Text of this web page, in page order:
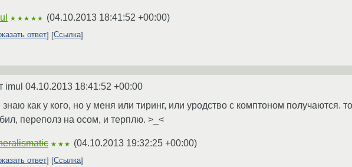
★★★★★ (04.10.2013 18:41:52 +00:00)
ответ Ссылка
imul 04.10.2013 18:41:52 +00:00
знаю как у кого, но у меня или тиринг, или уродство с комптоном получаются.
переполз на осом, и терплю. >_<
★★★ (04.10.2013 19:32:25 +00:00)
ответ Ссылка